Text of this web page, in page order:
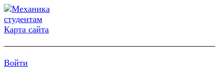
Карта сайта
Войти